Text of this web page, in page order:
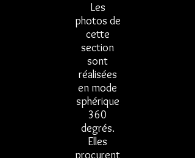
Les
photos de
cette
section
sont
réalisées
en mode
sphérique
360
degrés.
Elles
procurent